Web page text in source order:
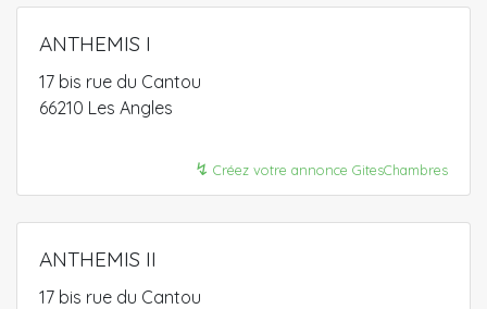
ANTHEMIS I
17 bis rue du Cantou
66210 Les Angles
↯ Créez votre annonce GitesChambres
ANTHEMIS II
17 bis rue du Cantou